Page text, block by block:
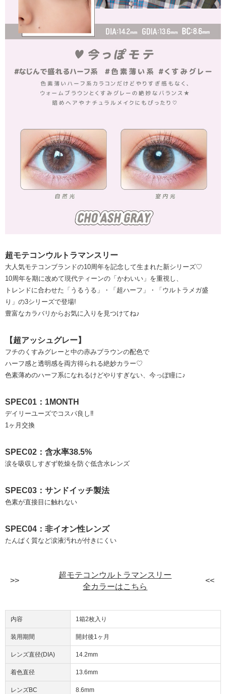
超モテコンウルトラマンスリー
大人気モテコンブランドの10周年を記念して生まれた新シリーズ♡
10周年を期に改めて現代ティーンの「かわいい」を重視し、
トレンドに合わせた「うるうる」・「超ハーフ」・「ウルトラメガ盛
り」の3シリーズで登場!
豊富なカラバリからお気に入りを見つけてね♪
【超アッシュグレー】
フチのくすみグレーと中の赤みブラウンの配色で
ハーフ感と透明感を両方得られる絶妙カラー♡
色素薄めのハーフ系になれるけどやりすぎない、今っぽ瞳に♪
SPEC01：1MONTH
デイリーユーズでコスパ良し‼
1ヶ月交換
SPEC02：含水率38.5%
涙を吸収しすぎず乾燥を防ぐ低含水レンズ
SPEC03：サンドイッチ製法
色素が直接目に触れない
SPEC04：非イオン性レンズ
たんぱく質など涙液汚れが付きにくい
超モテコンウルトラマンスリー
全カラーはこちら
内容 1箱2枚入り
装用期間 開封後1ヶ月
レンズ直径(DIA) 14.2mm
着色直径 13.6mm
レンズBC 8.6mm